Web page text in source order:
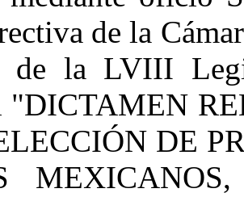
de la
de la LVIII
"DICTAMEN
DE